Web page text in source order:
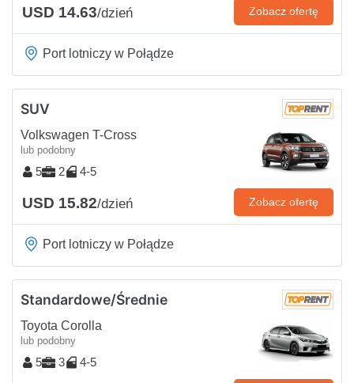
USD 14.63/dzień Zobacz ofertę
Port lotniczy w Połądze
SUV
Volkswagen T-Cross
lub podobny
5 2 4-5
USD 15.82/dzień Zobacz ofertę
Port lotniczy w Połądze
Standardowe/Średnie
Toyota Corolla
lub podobny
5 3 4-5